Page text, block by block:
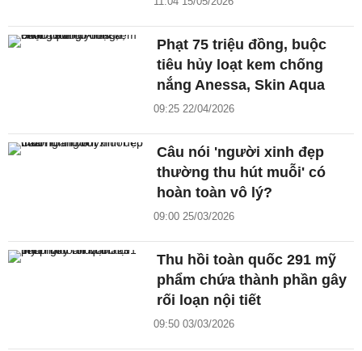
Phạt 75 triệu đồng, buộc
tiêu hủy loạt kem chống
nắng Anessa, Skin Aqua
09:25 22/04/2026
Câu nói 'người xinh đẹp
thường thu hút muỗi' có
hoàn toàn vô lý?
09:00 25/03/2026
Thu hồi toàn quốc 291 mỹ
phẩm chứa thành phần gây
rối loạn nội tiết
09:50 03/03/2026